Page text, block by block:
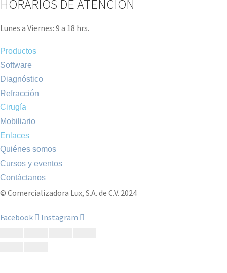
HORARIOS DE ATENCIÓN
Lunes a Viernes: 9 a 18 hrs.
Productos
Software
Diagnóstico
Refracción
Cirugía
Mobiliario
Enlaces
Quiénes somos
Cursos y eventos
Contáctanos
© Comercializadora Lux, S.A. de C.V. 2024
Facebook Instagram